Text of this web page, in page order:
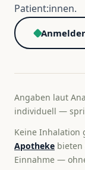
Patient:innen.
Angaben laut
individuell —
Keine Inhalation
Apotheke
Einnahme —